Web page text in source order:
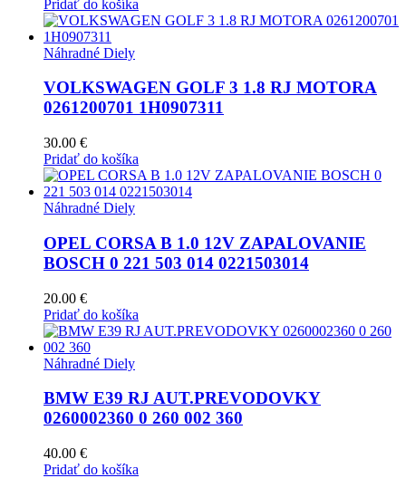
Pridať do košíka
Náhradné Diely
VOLKSWAGEN GOLF 3 1.8 RJ MOTORA
0261200701 1H0907311
30.00 €
Pridať do košíka
Náhradné Diely
OPEL CORSA B 1.0 12V ZAPALOVANIE
BOSCH 0 221 503 014 0221503014
20.00 €
Pridať do košíka
Náhradné Diely
BMW E39 RJ AUT.PREVODOVKY
0260002360 0 260 002 360
40.00 €
Pridať do košíka